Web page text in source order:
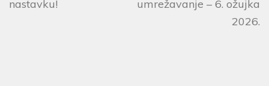
nastavku!
umrežavanje – 6. ožujka
2026.